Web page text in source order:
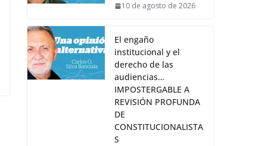
10 de agosto de 2026
El engaño
institucional y el
derecho de las
audiencias…
IMPOSTERGABLE A
REVISIÓN PROFUNDA
DE
CONSTITUCIONALISTA
S